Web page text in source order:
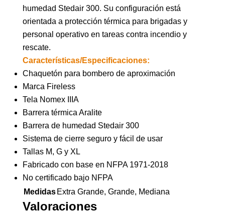
humedad Stedair 300. Su configuración está
orientada a protección térmica para brigadas y
personal operativo en tareas contra incendio y
rescate.
Características/Especificaciones:
Chaquetón para bombero de aproximación
Marca Fireless
Tela Nomex IIIA
Barrera térmica Aralite
Barrera de humedad Stedair 300
Sistema de cierre seguro y fácil de usar
Tallas M, G y XL
Fabricado con base en NFPA 1971-2018
No certificado bajo NFPA
Medidas Extra Grande, Grande, Mediana
Valoraciones